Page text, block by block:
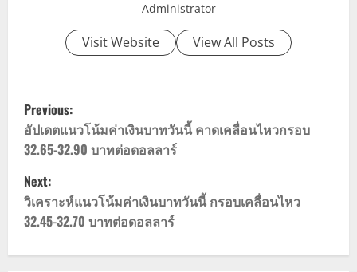
Administrator
Visit Website View All Posts
P
o
s
t
n
Previous:
อัปเดตแนวโน้มค่าเงินบาทวันนี้ คาดเคลื่อนไหวกรอบ
32.65-32.90 บาทต่อดอลลาร์
Next:
วิเคราะห์แนวโน้มค่าเงินบาทวันนี้ กรอบเคลื่อนไหว
32.45-32.70 บาทต่อดอลลาร์